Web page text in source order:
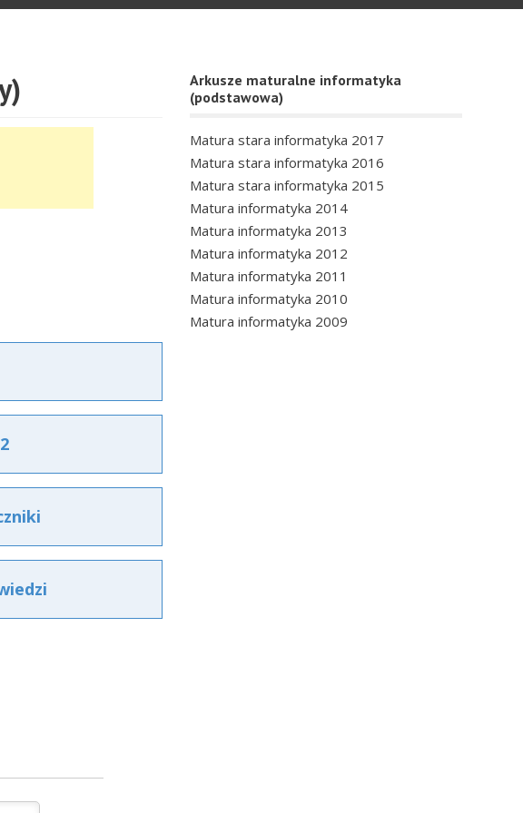
Arkusze maturalne informatyka
(podstawowa)
Matura stara informatyka 2017
Matura stara informatyka 2016
Matura stara informatyka 2015
Matura informatyka 2014
Matura informatyka 2013
Matura informatyka 2012
Matura informatyka 2011
Matura informatyka 2010
Matura informatyka 2009